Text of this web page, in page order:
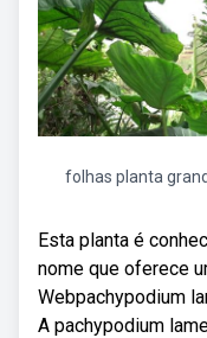
folhas planta
Esta planta é
nome que oferece
Webpachypodium
A pachypodium